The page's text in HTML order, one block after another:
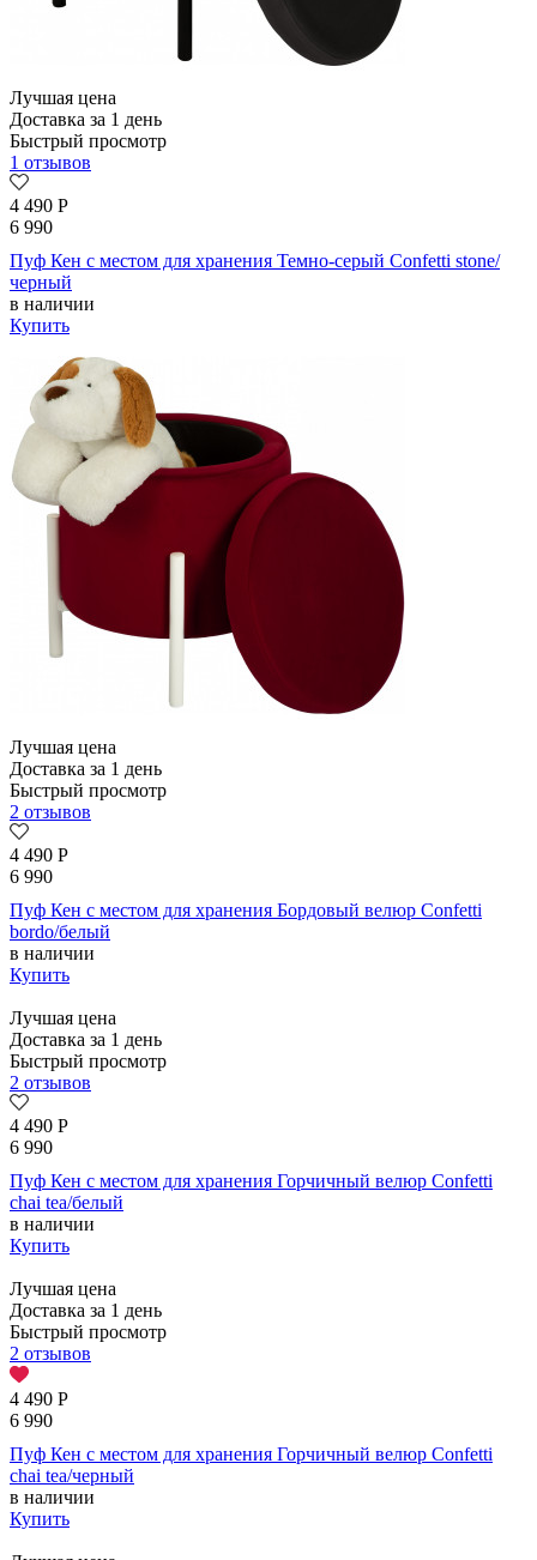
Лучшая цена
Доставка за 1 день
Быстрый просмотр
1 отзывов
4 490 Р
6 990
Пуф Кен с местом для хранения Темно-серый Confetti stone/
черный
в наличии
Купить
Лучшая цена
Доставка за 1 день
Быстрый просмотр
2 отзывов
4 490 Р
6 990
Пуф Кен с местом для хранения Бордовый велюр Confetti
bordo/белый
в наличии
Купить
Лучшая цена
Доставка за 1 день
Быстрый просмотр
2 отзывов
4 490 Р
6 990
Пуф Кен с местом для хранения Горчичный велюр Confetti
chai tea/белый
в наличии
Купить
Лучшая цена
Доставка за 1 день
Быстрый просмотр
2 отзывов
4 490 Р
6 990
Пуф Кен с местом для хранения Горчичный велюр Confetti
chai tea/черный
в наличии
Купить